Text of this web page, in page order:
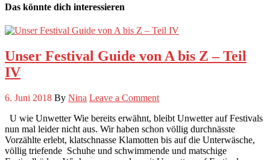
Das könnte dich interessieren
Unser Festival Guide von A bis Z – Teil
IV
6. Juni 2018 By Nina Leave a Comment
U wie Unwetter Wie bereits erwähnt, bleibt Unwetter auf Festivals
nun mal leider nicht aus. Wir haben schon völlig durchnässte
Vorzählte erlebt, klatschnasse Klamotten bis auf die Unterwäsche,
völlig triefende Schuhe und schwimmende und matschige